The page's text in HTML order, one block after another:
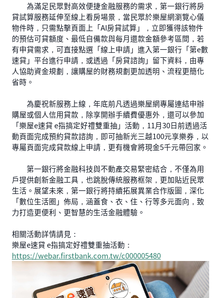
為滿足民眾對高效便捷金融服務的需求，第一銀行將房
貸試算服務延伸至線上看房場景，當民眾於樂屋網瀏覽心儀
物件時，只需點擊頁面上「AI房貸試算」，立即獲得該物件
的預估可貸額度、最低自備款與每月還款金額參考區間，若
有申貸需求，可直接點選「線上申請」進入第一銀行「第e數
速貸」平台進行申請，或透過「房貸諮詢」留下資料，由專
人協助資金規劃，讓購屋的財務規劃更加透明、流程更簡化
省時。
為慶祝新服務上線，年底前凡透過樂屋網專屬連結申辦
購屋或個人信用貸款，除享開辦手續費優惠外，還可以參加
「樂屋e速貸 e指搞定好禮雙重抽」活動，11月30日前透過活
動頁面完成預約貸款諮詢，即可抽新光三越100元享樂券，以
專屬頁面完成貸款線上申請，更有機會將現金5千元帶回家。
第一銀行將金融科技與不動產交易緊密結合，不僅為用
戶提供創新金融工具，也跳脫傳統服務框架，更加貼近民眾
生活。展望未來，第一銀行將持續拓展異業合作版圖，深化
「數位生活圈」佈局，涵蓋食、衣、住、行等多元面向，致
力打造更便利、更智慧的生活金融體驗。
相關活動詳情請見：
樂屋e速貸 e指搞定好禮雙重抽活動：
https://webar.firstbank.com.tw/c000005480